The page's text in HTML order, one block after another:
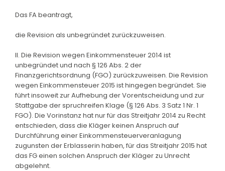
Das FA beantragt,
die Revision als unbegründet zurückzuweisen.
II. Die Revision wegen Einkommensteuer 2014 ist
unbegründet und nach § 126 Abs. 2 der
Finanzgerichtsordnung (FGO) zurückzuweisen. Die Revision
wegen Einkommensteuer 2015 ist hingegen begründet. Sie
führt insoweit zur Aufhebung der Vorentscheidung und zur
Stattgabe der spruchreifen Klage (§ 126 Abs. 3 Satz 1 Nr. 1
FGO). Die Vorinstanz hat nur für das Streitjahr 2014 zu Recht
entschieden, dass die Kläger keinen Anspruch auf
Durchführung einer Einkommensteuerveranlagung
zugunsten der Erblasserin haben, für das Streitjahr 2015 hat
das FG einen solchen Anspruch der Kläger zu Unrecht
abgelehnt.